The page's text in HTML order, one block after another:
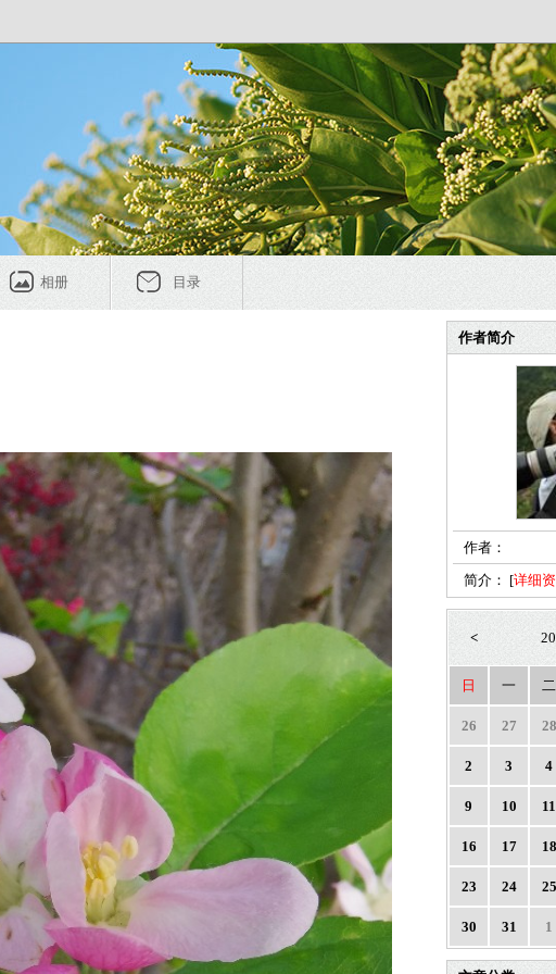
相册 目录
作者简介
作者：
简介： [详细
<
日 一 二
26 27 28
2 3 4
9 10 11
16 17 18
23 24 25
30 31 1